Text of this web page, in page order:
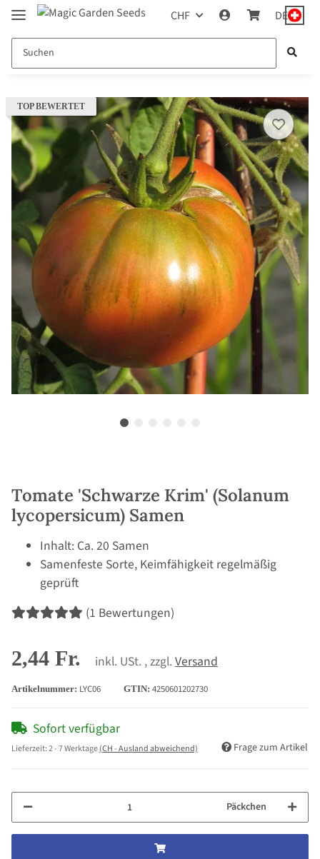
CHF DE
TOP BEWERTET
Tomate 'Schwarze Krim' (Solanum
lycopersicum) Samen
Inhalt: Ca. 20 Samen
Samenfeste Sorte, Keimfähigkeit regelmäßig
geprüft
(1 Bewertungen)
2,44 Fr. inkl. USt. , zzgl. Versand
Artikelnummer: LYC06 GTIN: 4250601202730
Sofort verfügbar
Lieferzeit:2 - 7 Werktage(CH - Ausland abweichend) Frage zum Artikel
Päckchen